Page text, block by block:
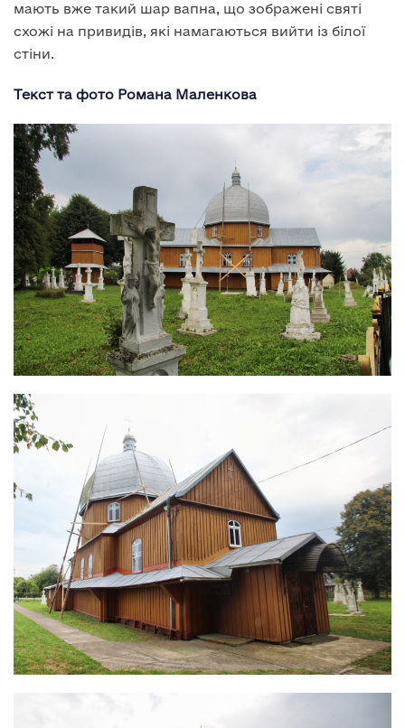
мають вже такий шар вапна, що зображені святі
схожі на привидів, які намагаються вийти із білої
стіни.
Текст та фото Романа Маленкова